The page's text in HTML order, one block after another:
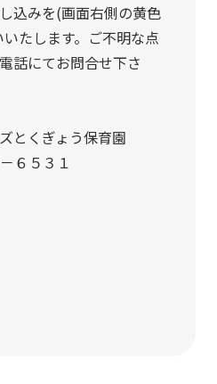
込みを(画面右側の黄色
たします。ご不明な点
話にてお問合せ下さ
ぎょう保育園
６５３１